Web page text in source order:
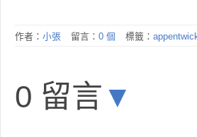
作者： 小張 留言： 0 個 標籤：
0 留言 ▼